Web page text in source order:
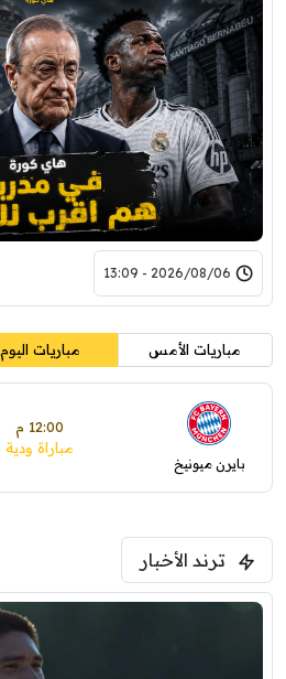
2026/08/06 - 13:09
مباريات الأمس مباريات اليوم
بايرن ميونيخ
12:00 م
مباراة ودية
ترند الأخبار